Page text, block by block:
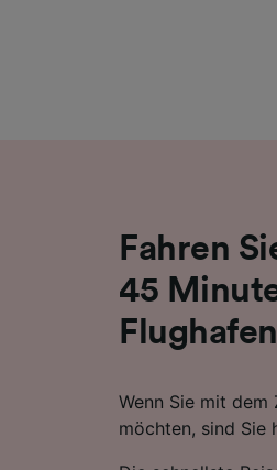
Fahren
45
Wenn Sie mit dem
möchten, sind Sie